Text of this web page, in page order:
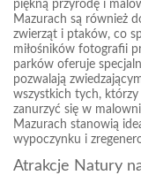
piękną przyrodę i
Mazurach są również
zwierząt i ptaków, co
miłośników fotografii
parków oferuje
pozwalają
wszystkich tych, którzy
zanurzyć się w
Mazurach stanowią
wypoczynku i
Atrakcje Natury